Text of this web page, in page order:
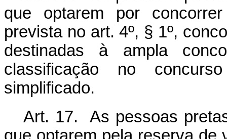
que optarem por
prevista no art. 4º, § 1º,
destinadas à ampla
classificação no
simplificado.
Art. 17. As pessoas